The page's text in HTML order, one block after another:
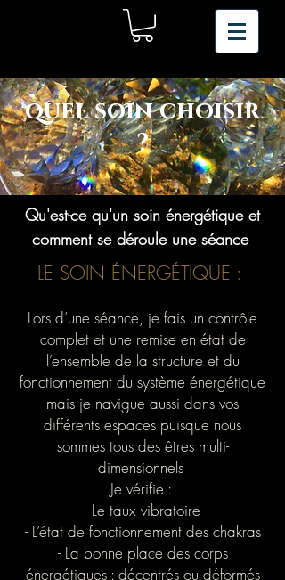
quel soin choisir
?
Qu'est-ce qu'un soin énergétique et
comment se déroule une séance
LE SOIN ÉNERGÉTIQUE :
Lors d’une séance, je fais un contrôle
complet et une remise en état de
l’ensemble de la structure et du
fonctionnement du système énergétique
mais je navigue aussi dans vos
différents espaces puisque nous
sommes tous des êtres multi-
dimensionnels
Je vérifie :
- Le taux vibratoire
- L’état de fonctionnement des chakras
- La bonne place des corps
énergétiques : décentrés ou déformés